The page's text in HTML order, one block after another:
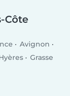
Côte
Avignon
Grasse